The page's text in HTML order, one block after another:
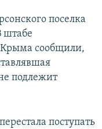
поселка
штабе
Крыма сообщили,
подлежит
поступать